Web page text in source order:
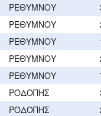
ΡΕΘΥΜΝΟΥ
ΡΕΘΥΜΝΟΥ
ΡΕΘΥΜΝΟΥ
ΡΕΘΥΜΝΟΥ
ΡΕΘΥΜΝΟΥ
ΡΟΔΟΠΗΣ
ΡΟΔΟΠΗΣ